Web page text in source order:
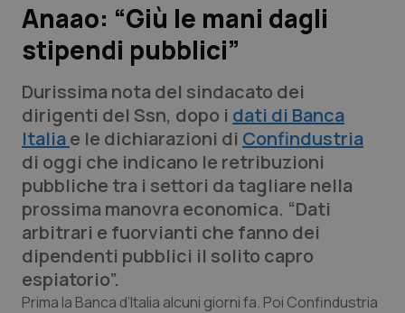
Lavoro e Professioni
Scienza e Farmaci
Studi e Analisi
Lettere al direttore
Edizioni Regionali
QS Pro
Anaao: “Giù le mani dagli
stipendi pubblici”
Durissima nota del sindacato dei
dirigenti del Ssn, dopo i dati di Banca
Italiae le dichiarazioni di Confindustria
di oggi che indicano le retribuzioni
pubbliche tra i settori da tagliare nella
prossima manovra economica. “Dati
arbitrari e fuorvianti che fanno dei
dipendenti pubblici il solito capro
espiatorio”.
Prima la Banca d’Italia alcuni giorni fa. Poi Confindustria